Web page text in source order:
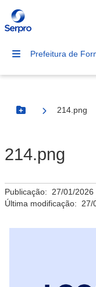
Prefeitura de
Botão Menu
214.png
214.png
Publicação: 27/01/2026
Última modificação: 27/